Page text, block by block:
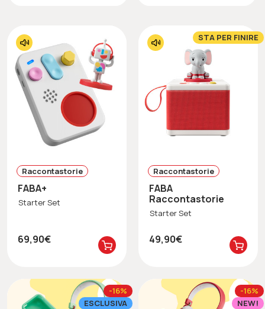
Raccontastorie
FABA+
Starter Set
69,90€
STA PER FINIRE
Raccontastorie
FABA
Raccontastorie
Starter Set
49,90€
-16%
ESCLUSIVA
-16%
NEW!